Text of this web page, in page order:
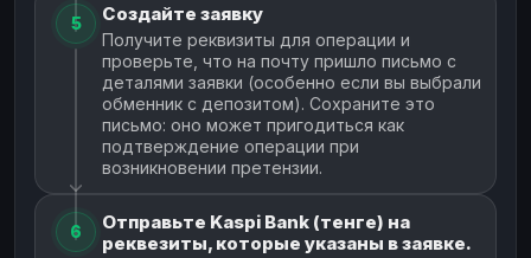
5 Создайте заявку
Получите реквизиты для операции и
проверьте, что на почту пришло письмо с
деталями заявки (особенно если вы выбрали
обменник с депозитом). Сохраните это
письмо: оно может пригодиться как
подтверждение операции при
возникновении претензии.
6
Отправьте Kaspi Bank (тенге) на
реквезиты, которые указаны в заявке.